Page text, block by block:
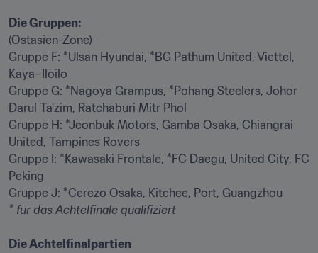
Die Gruppen:
(Ostasien-Zone)
Gruppe F: *Ulsan Hyundai, *BG Pathum United, Viettel,
Kaya–Iloilo
Gruppe G: *Nagoya Grampus, *Pohang Steelers, Johor
Darul Ta'zim, Ratchaburi Mitr Phol
Gruppe H: *Jeonbuk Motors, Gamba Osaka, Chiangrai
United, Tampines Rovers
Gruppe I: *Kawasaki Frontale, *FC Daegu, United City, FC
Peking
* für das Achtelfinale qualifiziert
Die Achtelfinalpartien